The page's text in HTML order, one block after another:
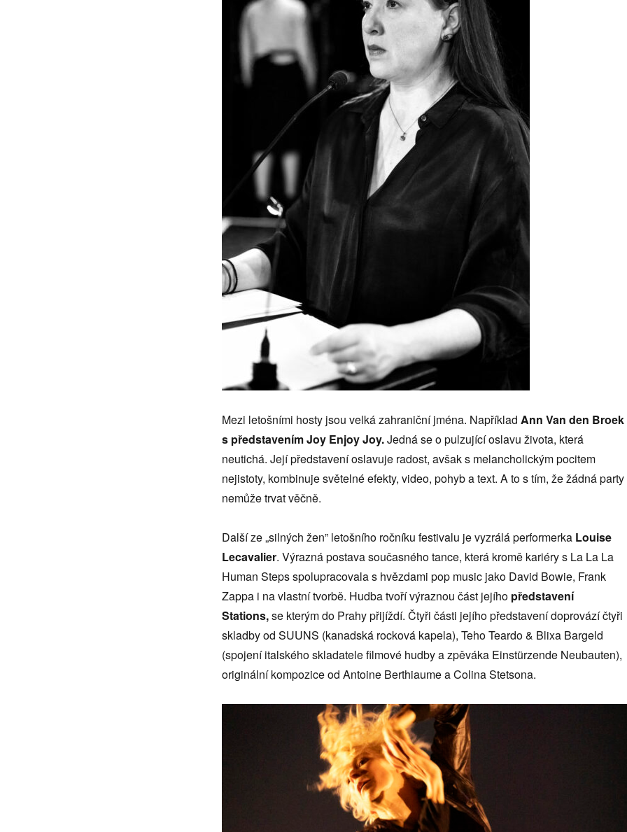
Mezi letošními hosty jsou velká zahraniční jména. Například Ann Van den Broek
s představením Joy Enjoy Joy.Jedná se o pulzující oslavu života, která
neutichá. Její představení oslavuje radost, avšak s melancholickým pocitem
nejistoty, kombinuje světelné efekty, video, pohyb a text. A to s tím, že žádná party
nemůže trvat věčně.
Další ze „silných žen” letošního ročníku festivalu je vyzrálá performerka Louise
Lecavalier. Výrazná postava současného tance, která kromě kariéry s La La La
Human Steps spolupracovala s hvězdami pop music jako David Bowie, Frank
Zappa i na vlastní tvorbě. Hudba tvoří výraznou část jejího představení
Stations,se kterým do Prahy přijíždí. Čtyři části jejího představení doprovází čtyři
skladby od SUUNS (kanadská rocková kapela), Teho Teardo & Blixa Bargeld
(spojení italského skladatele filmové hudby a zpěváka Einstürzende Neubauten),
originální kompozice od Antoine Berthiaume a Colina Stetsona.